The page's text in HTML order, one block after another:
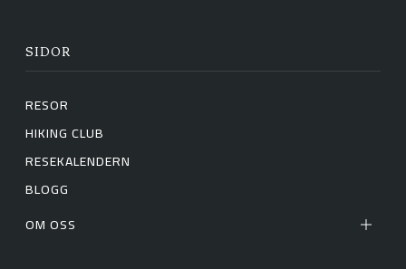
SIDOR
RESOR
HIKING CLUB
RESEKALENDERN
BLOGG
OM OSS